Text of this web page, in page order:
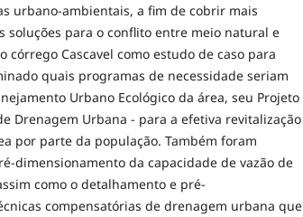
urbano-ambientais, a fim de cobrir mais
soluções para o conflito entre meio natural e
córrego Cascavel como estudo de caso para
quais programas de necessidade seriam
Urbano Ecológico da área, seu Projeto
Drenagem Urbana - para a efetiva revitalização
por parte da população. Também foram
dimensionamento da capacidade de vazão de
como o detalhamento e pré-
compensatórias de drenagem urbana que